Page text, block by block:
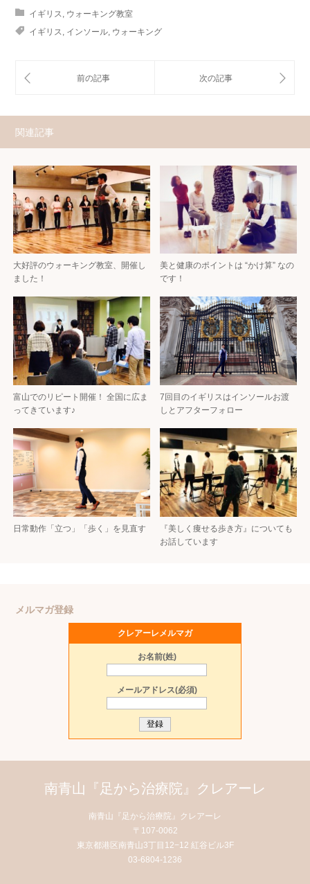
イギリス, ウォーキング教室
イギリス, インソール, ウォーキング
関連記事
大好評のウォーキング教室、開催し
ました！
美と健康のポイントは “かけ算” なの
です！
富山でのリピート開催！ 全国に広ま
ってきています♪
7回目のイギリスはインソールお渡
しとアフターフォロー
日常動作「立つ」「歩く」を見直す
『美しく痩せる歩き方』についても
お話しています
メルマガ登録
クレアーレメルマガ
お名前(姓)
メールアドレス(必須)
南青山『足から治療院』クレアーレ
南青山『足から治療院』クレアーレ
〒107-0062
東京都港区南青山3丁目12−12 紅谷ビル3F
03-6804-1236